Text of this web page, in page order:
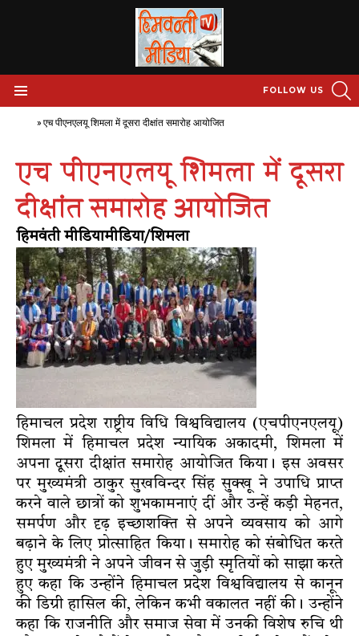
FOLLOW US
» एच पीएनएलयू शिमला में दूसरा दीक्षांत समारोह आयोजित
एच पीएनएलयू शिमला में दूसरा
दीक्षांत समारोह आयोजित
हिमवंती मीडियामीडिया/शिमला
हिमाचल प्रदेश राष्ट्रीय विधि विश्वविद्यालय (एचपीएनएलयू)
शिमला में हिमाचल प्रदेश न्यायिक अकादमी, शिमला में
अपना दूसरा दीक्षांत समारोह आयोजित किया। इस अवसर
पर मुख्यमंत्री ठाकुर सुखविन्दर सिंह सुक्खू ने उपाधि प्राप्त
करने वाले छात्रों को शुभकामनाएं दीं और उन्हें कड़ी मेहनत,
समर्पण और दृढ़ इच्छाशक्ति से अपने व्यवसाय को आगे
बढ़ाने के लिए प्रोत्साहित किया। समारोह को संबोधित करते
हुए मुख्यमंत्री ने अपने जीवन से जुड़ी स्मृतियों को साझा करते
हुए कहा कि उन्होंने हिमाचल प्रदेश विश्वविद्यालय से कानून
की डिग्री हासिल की, लेकिन कभी वकालत नहीं की। उन्होंने
कहा कि राजनीति और समाज सेवा में उनकी विशेष रुचि थी